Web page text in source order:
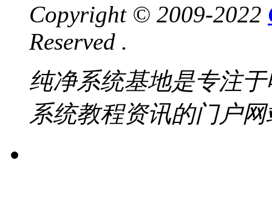
Copyright © 2009-2022
Reserved .
纯净系统基地是专注
系统教程资讯的门户